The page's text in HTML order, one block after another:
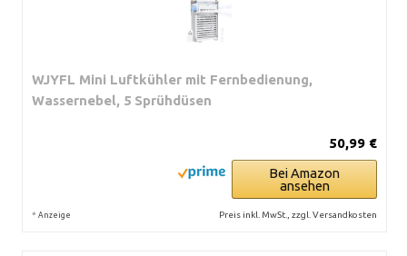
WJYFL Mini Luftkühler mit Fernbedienung,
Wassernebel, 5 Sprühdüsen
50,99 €
Bei Amazon
ansehen
* Anzeige Preis inkl. MwSt., zzgl. Versandkosten